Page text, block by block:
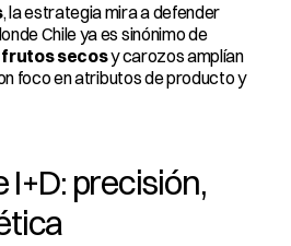
, la estrategia mira a defender
Chile ya es sinónimo de
frutos secos y carozos amplían
foco en atributos de producto y
I+D: precisión,